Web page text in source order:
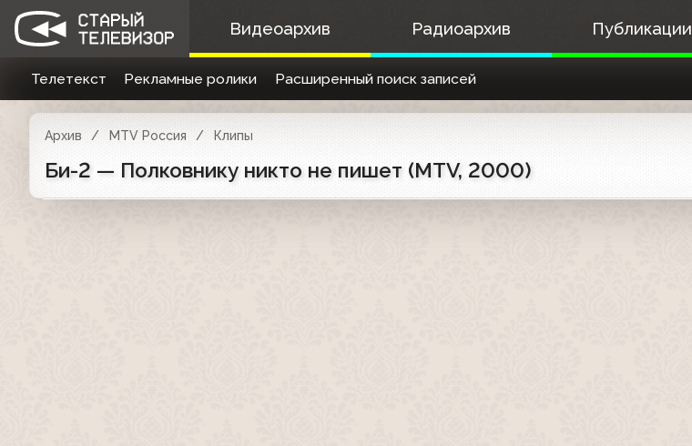
Видеоархив Радиоархив Публикации
Телетекст Рекламные ролики Расширенный поиск записей
Архив MTV Россия Клипы
Би-2 — Полковнику никто не пишет (MTV, 2000)